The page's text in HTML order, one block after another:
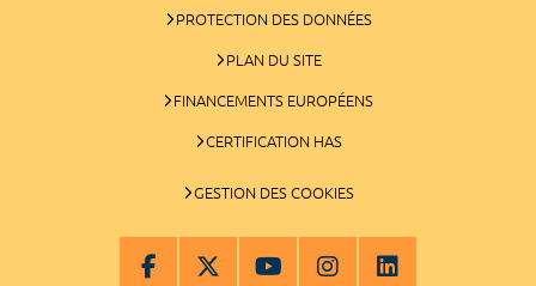
PROTECTION DES DONNÉES
PLAN DU SITE
FINANCEMENTS EUROPÉENS
CERTIFICATION HAS
GESTION DES COOKIES